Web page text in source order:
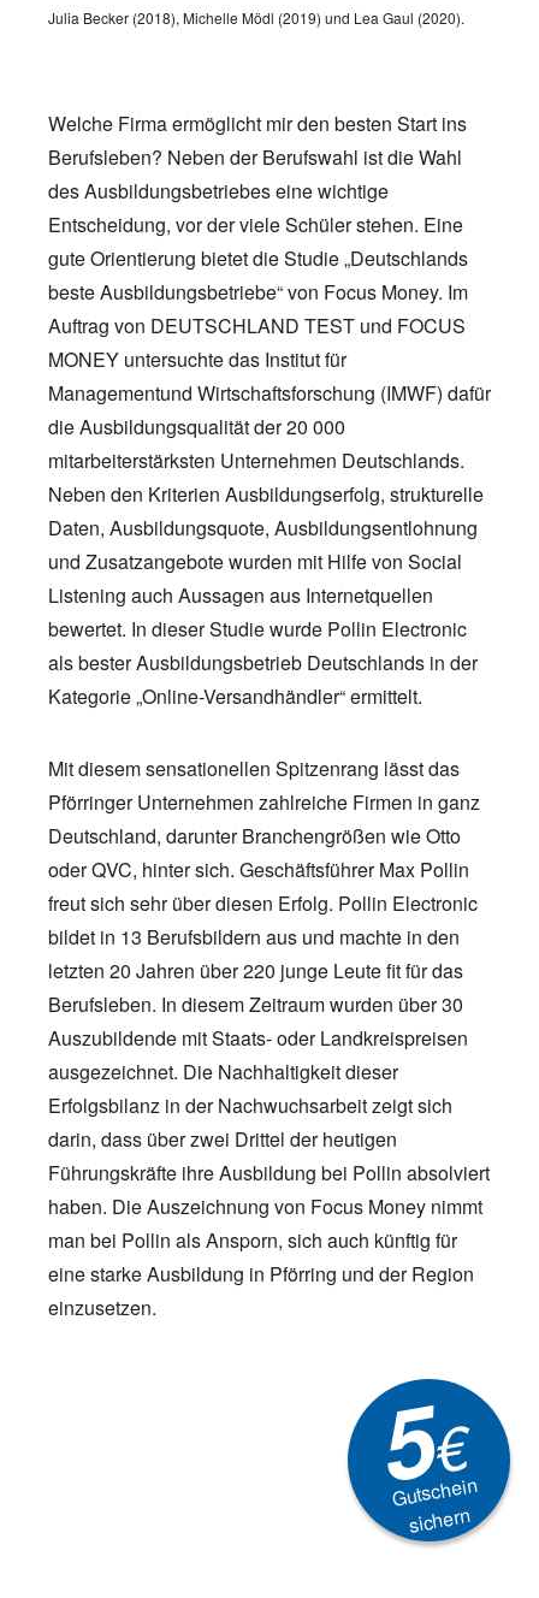
Julia Becker (2018), Michelle Mödl (2019) und Lea Gaul (2020).
Welche Firma ermöglicht mir den besten Start ins
Berufsleben? Neben der Berufswahl ist die Wahl
des Ausbildungsbetriebes eine wichtige
Entscheidung, vor der viele Schüler stehen. Eine
gute Orientierung bietet die Studie „Deutschlands
beste Ausbildungsbetriebe“ von Focus Money. Im
Auftrag von DEUTSCHLAND TEST und FOCUS
MONEY untersuchte das Institut für
Managementund Wirtschaftsforschung (IMWF) dafür
die Ausbildungsqualität der 20 000
mitarbeiterstärksten Unternehmen Deutschlands.
Neben den Kriterien Ausbildungserfolg, strukturelle
Daten, Ausbildungsquote, Ausbildungsentlohnung
und Zusatzangebote wurden mit Hilfe von Social
Listening auch Aussagen aus Internetquellen
bewertet. In dieser Studie wurde Pollin Electronic
als bester Ausbildungsbetrieb Deutschlands in der
Kategorie „Online-Versandhändler“ ermittelt.
Mit diesem sensationellen Spitzenrang lässt das
Pförringer Unternehmen zahlreiche Firmen in ganz
Deutschland, darunter Branchengrößen wie Otto
oder QVC, hinter sich. Geschäftsführer Max Pollin
freut sich sehr über diesen Erfolg. Pollin Electronic
bildet in 13 Berufsbildern aus und machte in den
letzten 20 Jahren über 220 junge Leute fit für das
Berufsleben. In diesem Zeitraum wurden über 30
Auszubildende mit Staats- oder Landkreispreisen
ausgezeichnet. Die Nachhaltigkeit dieser
Erfolgsbilanz in der Nachwuchsarbeit zeigt sich
darin, dass über zwei Drittel der heutigen
Führungskräfte ihre Ausbildung bei Pollin absolviert
haben. Die Auszeichnung von Focus Money nimmt
man bei Pollin als Ansporn, sich auch künftig für
eine starke Ausbildung in Pförring und der Region
einzusetzen.
5€
Gutschein
sichern